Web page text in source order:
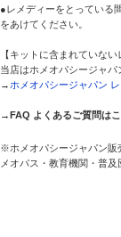
●レメディーをとっている
をあけてください。
【キットに含まれていな
当店はホメオパシージャ
→ ホメオパシージャパン
→FAQ よくあるご質問は
※ホメオパシージャパン販
メオパス・教育機関・普及